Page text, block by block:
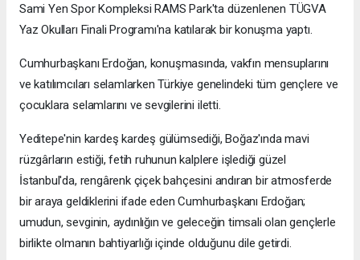
Sami Yen Spor Kompleksi RAMS Park'ta düzenlenen TÜGVA
Yaz Okulları Finali Programı'na katılarak bir konuşma yaptı.
Cumhurbaşkanı Erdoğan, konuşmasında, vakfın mensuplarını
ve katılımcıları selamlarken Türkiye genelindeki tüm gençlere ve
çocuklara selamlarını ve sevgilerini iletti.
Yeditepe'nin kardeş kardeş gülümsediği, Boğaz'ında mavi
rüzgârların estiği, fetih ruhunun kalplere işlediği güzel
İstanbul'da, rengârenk çiçek bahçesini andıran bir atmosferde
bir araya geldiklerini ifade eden Cumhurbaşkanı Erdoğan;
umudun, sevginin, aydınlığın ve geleceğin timsali olan gençlerle
birlikte olmanın bahtiyarlığı içinde olduğunu dile getirdi.